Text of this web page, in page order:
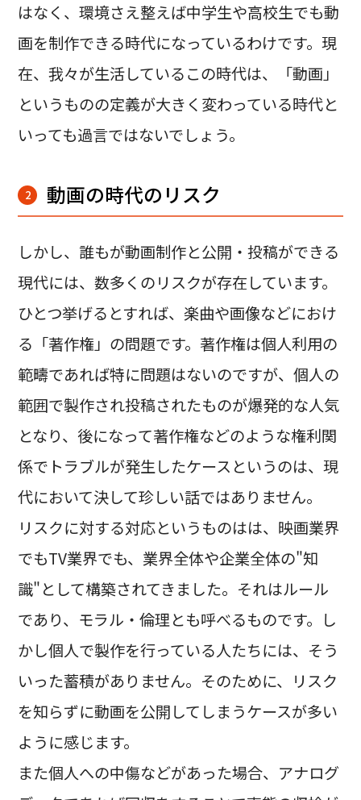
はなく、環境さえ整えば中学生や高校生でも動
画を制作できる時代になっているわけです。現
在、我々が生活しているこの時代は、「動画」
というものの定義が大きく変わっている時代と
いっても過言ではないでしょう。
2 動画の時代のリスク
しかし、誰もが動画制作と公開・投稿ができる
現代には、数多くのリスクが存在しています。
ひとつ挙げるとすれば、楽曲や画像などにおけ
る「著作権」の問題です。著作権は個人利用の
範疇であれば特に問題はないのですが、個人の
範囲で製作され投稿されたものが爆発的な人気
となり、後になって著作権などのような権利関
係でトラブルが発生したケースというのは、現
代において決して珍しい話ではありません。
リスクに対する対応というものはは、映画業界
でもTV業界でも、業界全体や企業全体の"知
識"として構築されてきました。それはルール
であり、モラル・倫理とも呼べるものです。し
かし個人で製作を行っている人たちには、そう
いった蓄積がありません。そのために、リスク
を知らずに動画を公開してしまうケースが多い
ように感じます。
また個人への中傷などがあった場合、アナログ